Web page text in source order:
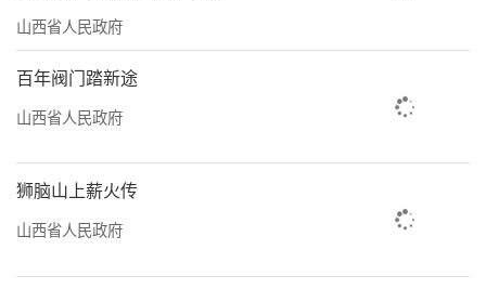
山西省人民政府
百年阀门踏新途
山西省人民政府
狮脑山上薪火传
山西省人民政府